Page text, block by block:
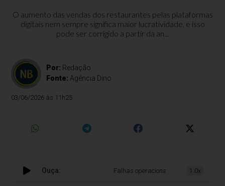
O aumento das vendas dos restaurantes pelas plataformas
digitais nem sempre significa maior lucratividade, e isso
pode ser corrigido a partir da an...
Por: Redação
Fonte: Agência Dino
03/06/2026 às 11h25
Ouça: Falhas operacionais podem reduzir
1.0x